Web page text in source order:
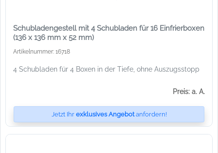
Schubladengestell mit 4 Schubladen für 16 Einfrierboxen
(136 x 136 mm x 52 mm)
Artikelnummer: 16718
4 Schubladen für 4 Boxen in der Tiefe, ohne Auszugsstopp
Preis: a. A.
Jetzt Ihr exklusives Angebotanfordern!